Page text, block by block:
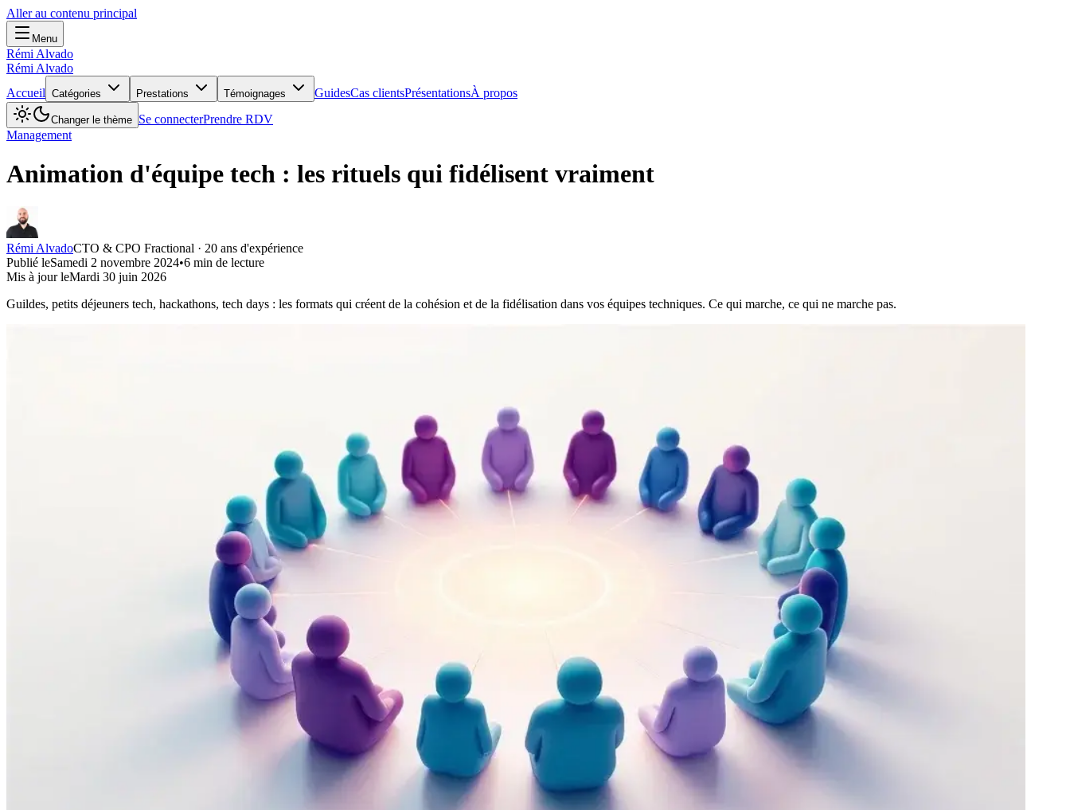
Aller au contenu principal
Menu
Rémi Alvado
Rémi Alvado
Accueil Catégories Prestations Témoignages GuidesCas clientsPrésentationsÀ propos
Changer le thème Se connecterPrendre RDV
Management
Animation d'équipe tech : les rituels qui fidélisent vraiment
Rémi AlvadoCTO & CPO Fractional · 20 ans d'expérience
Publié leSamedi 2 novembre 2024•6 min de lecture
Mis à jour leMardi 30 juin 2026
Guildes, petits déjeuners tech, hackathons, tech days : les formats qui créent de la cohésion et de la fidélisation dans vos équipes techniques. Ce qui marche, ce qui ne marche pas.